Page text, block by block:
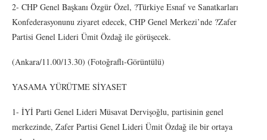
2- CHP Genel Başkanı Özgür Özel, ?Türkiye Esnaf ve Sanatkarları
Konfederasyonunu ziyaret edecek, CHP Genel Merkezi’nde ?Zafer
Partisi Genel Lideri Ümit Özdağ ile görüşecek.
(Ankara/11.00/13.30) (Fotoğraflı-Görüntülü)
YASAMA YÜRÜTME SİYASET
1- İYİ Parti Genel Lideri Müsavat Dervişoğlu, partisinin genel
merkezinde, Zafer Partisi Genel Lideri Ümit Özdağ ile bir ortaya